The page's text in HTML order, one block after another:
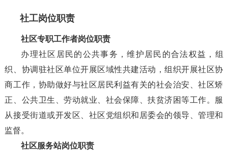
社工岗位职责
社区专职工作者岗位职责
办理社区居民的公共事务，维护居民的合法权益，组
织、协调驻社区单位开展区域性共建活动，组织开展社区协
商工作，协助做好与社区居民利益有关的社会治安、社区矫
正、公共卫生、劳动就业、社会保障、扶贫济困等工作。服
从接受街道或开发区、社区党组织和居委会的领导、管理和
监督。
社区服务站岗位职责